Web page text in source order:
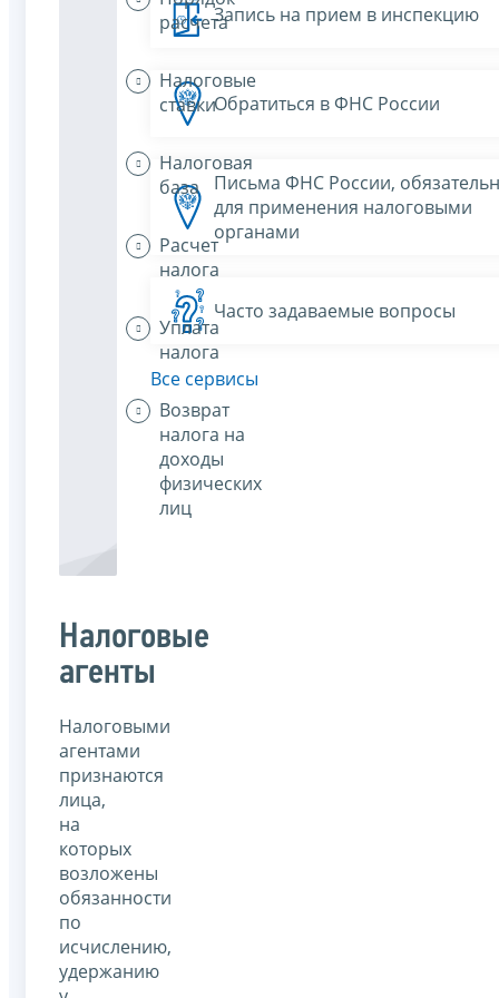
расчета
Налоговые
ставки
Налоговая
база
Расчет
налога
Уплата
налога
Возврат
налога на
доходы
физических
лиц
Налоговые
агенты
Налоговыми
агентами
признаются
лица,
на
которых
возложены
обязанности
по
исчислению,
удержанию
Запись на прием в инспекцию
Обратиться в ФНС России
Письма ФНС России,
для применения налоговыми
органами
Часто задаваемые вопросы
Все сервисы